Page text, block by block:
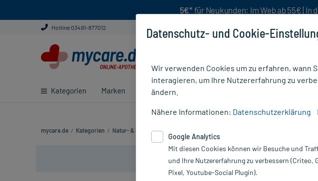
5€* für Neukunden: Im Web ab 55€ | In
Hotline 03491-877012
Kategorien Marken Ratgeber
mycare.de / Kategorien / Natur- & Pflanzenheilkunde
Nur für kurze Zeit:Gratis-
Datenschutz- und Cookie-
Wir verwenden Cookies um zu erfahren, wann
interagieren, um Ihre Nutzererfahrung zu
ändern.
Nähere Informationen: Datenschutzerklärung
Google Analytics
Mit diesen Cookies können wir Besuche und
und Ihre Nutzererfahrung zu verbessern (Criteo,
Pixel, Youtube-Social Plugin).